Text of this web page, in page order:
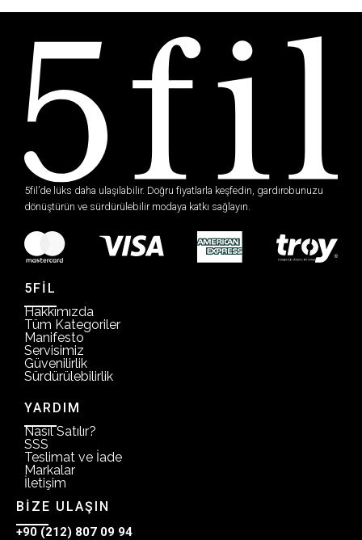
5fil’de lüks daha ulaşılabilir. Doğru fiyatlarla keşfedin, gardırobunuzu
dönüştürün ve sürdürülebilir modaya katkı sağlayın.
5FİL
Hakkımızda
Tüm Kategoriler
Manifesto
Servisimiz
Güvenilirlik
Sürdürülebilirlik
YARDIM
Nasıl Satılır?
SSS
Teslimat ve İade
Markalar
İletişim
BİZE ULAŞIN
+90 (212) 807 09 94